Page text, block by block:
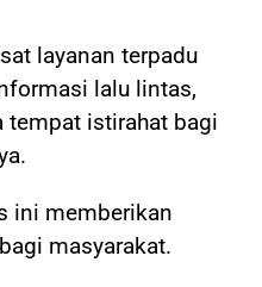
layanan terpadu
lalu lintas,
tempat istirahat bagi
ini memberikan
masyarakat.